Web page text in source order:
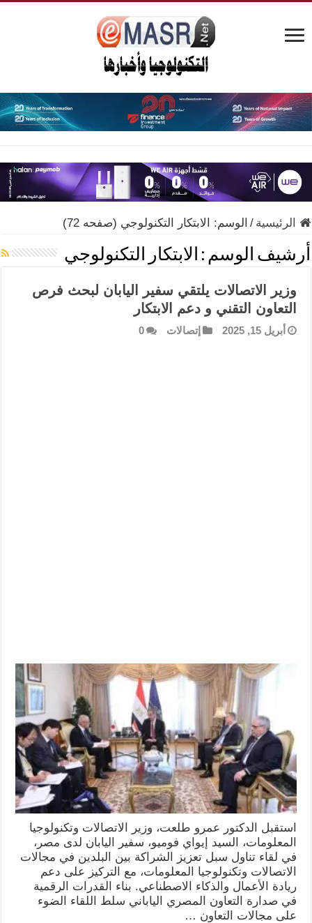
الرئيسية / الوسم: الابتكار التكنولوجي (صفحه 72)
أرشيف الوسم : الابتكار التكنولوجي
وزير الاتصالات يلتقي سفير اليابان لبحث فرص
التعاون التقني و دعم الابتكار
أبريل 15, 2025 إتصالات 0
استقبل الدكتور عمرو طلعت، وزير الاتصالات وتكنولوجيا
المعلومات، السيد إيواي فوميو، سفير اليابان لدى مصر،
في لقاء تناول سبل تعزيز الشراكة بين البلدين في مجالات
الاتصالات وتكنولوجيا المعلومات، مع التركيز على دعم
ريادة الأعمال والذكاء الاصطناعي. بناء القدرات الرقمية
في صدارة التعاون المصري الياباني سلط اللقاء الضوء
على مجالات التعاون …